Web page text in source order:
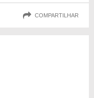
COMPARTILHAR